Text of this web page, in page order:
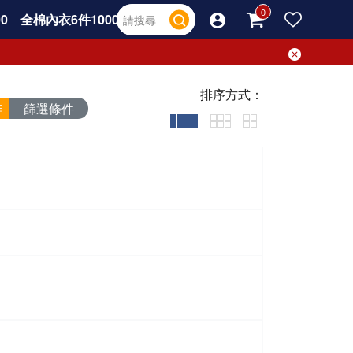
全棉內衣6件1000
篩選條件
排序方式：